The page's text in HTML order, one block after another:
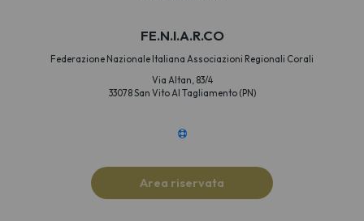
FE.N.I.A.R.CO
Federazione Nazionale Italiana Associazioni Regionali Corali
Via Altan, 83/4
33078 San Vito Al Tagliamento (PN)
Area riservata